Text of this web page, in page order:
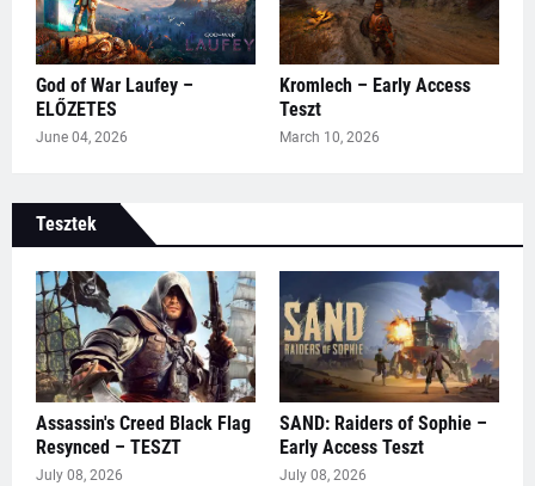
God of War Laufey –
ELŐZETES
June 04, 2026
Kromlech – Early Access
Teszt
March 10, 2026
Tesztek
Assassin's Creed Black Flag
Resynced – TESZT
July 08, 2026
SAND: Raiders of Sophie –
Early Access Teszt
July 08, 2026